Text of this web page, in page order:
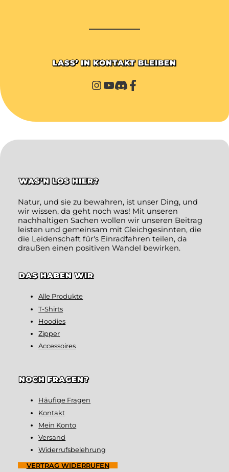
LASS’ IN KONTAKT BLEIBEN
WAS'N LOS HIER?
Natur, und sie zu bewahren, ist unser Ding, und
wir wissen, da geht noch was! Mit unseren
nachhaltigen Sachen wollen wir unseren Beitrag
leisten und gemeinsam mit Gleichgesinnten, die
die Leidenschaft für's Einradfahren teilen, da
draußen einen positiven Wandel bewirken.
DAS HABEN WIR
Alle Produkte
T-Shirts
Hoodies
Zipper
Accessoires
NOCH FRAGEN?
Häufige Fragen
Kontakt
Mein Konto
Versand
Widerrufsbelehrung
VERTRAG WIDERRUFEN